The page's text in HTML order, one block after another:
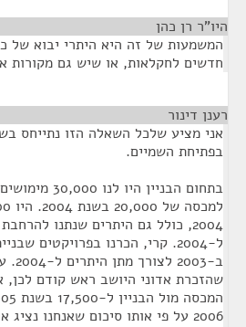
היו"ר רן כהן
חדשים לחקלאות, או שיש גם מקורות
רענן דינור
אני מציע שלכל השאלה הזו נתייחס
בפתיחת השמיים.
ל-2004. קרי, הכרנו בפרויקטים
ב-
שהזכרת אדוני היושב ראש קודם לכן,
2006 על פי אותו סיכום שאנחנו נציג אותו גם בהמשך.